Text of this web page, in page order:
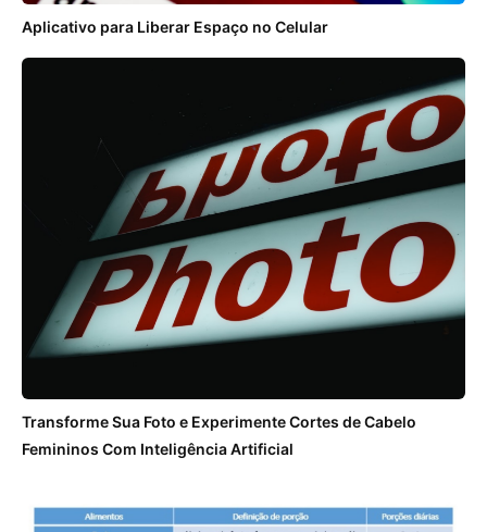
Aplicativo para Liberar Espaço no Celular
Transforme Sua Foto e Experimente Cortes de Cabelo
Femininos Com Inteligência Artificial